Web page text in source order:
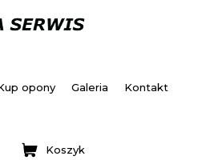
opony Galeria Kontakt
Koszyk